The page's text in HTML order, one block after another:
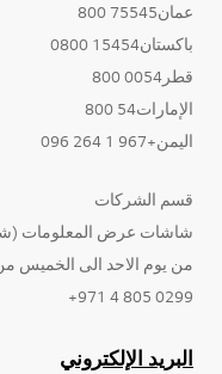
عمان75545 800
باكستان15454 0800
قطر0054 800
الإمارات54 800
اليمن+967 1 264 096
قسم الشركات
شاشات عرض المعلومات
من يوم الاحد الى الخميس من
0299 805 4 971+
البريد الإلكتروني